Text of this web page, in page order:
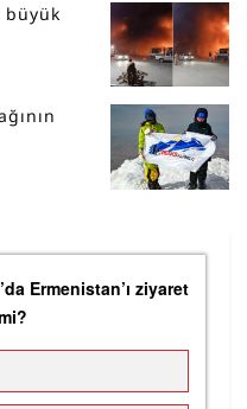
büyük
Ermenistan’ı ziyaret